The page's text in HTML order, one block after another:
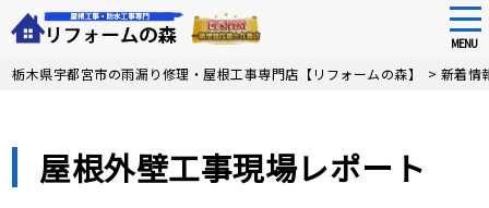
Skip
MENU
栃木県宇都宮市の雨漏り修理・屋根工事専門店【リフォームの森】 > 新着情
屋根外壁工事現場レポート